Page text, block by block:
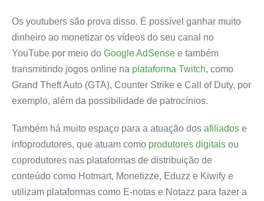
Os youtubers são prova disso. É possível ganhar muito
dinheiro ao monetizar os vídeos do seu canal no
YouTube por meio do Google AdSense e também
transmitindo jogos online na plataforma Twitch, como
Grand Theft Auto (GTA), Counter Strike e Call of Duty, por
exemplo, além da possibilidade de patrocínios.
Também há muito espaço para a atuação dos afiliados e
infoprodutores, que atuam como produtores digitais ou
coprodutores nas plataformas de distribuição de
conteúdo como Hotmart, Monetizze, Eduzz e Kiwify e
utilizam plataformas como E-notas e Notazz para fazer a